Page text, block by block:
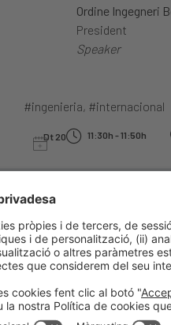
Ordine Ingegneri
President
Speaker
#ingenieria, #internacional
Dt 20 11:30h - 11:50h
Avís legalPolítica de privacitat